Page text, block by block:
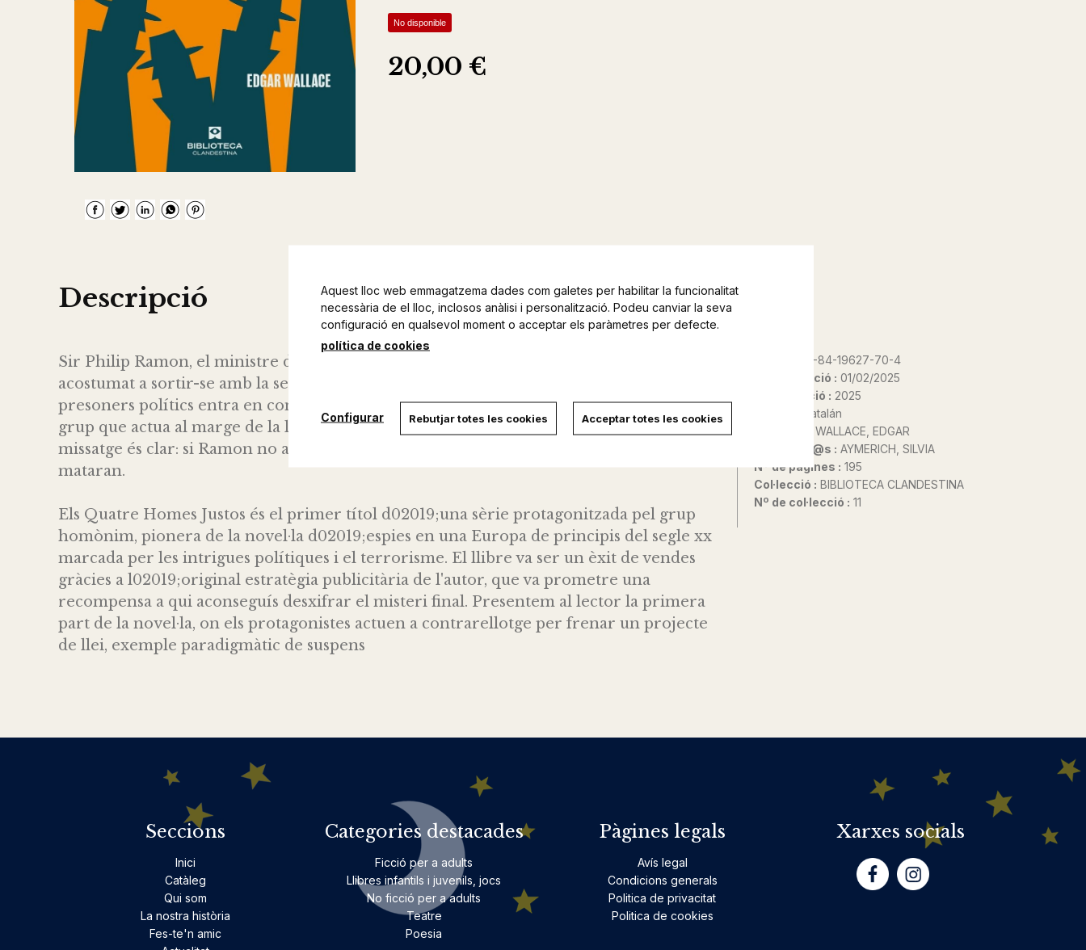
No disponible
20,00 €
Descripció
978-84-19627-70-4
Data d'edició : 01/02/2025
Any d'edició : 2025
Catalán
WALLACE, EDGAR
Traductor@s : AYMERICH, SILVIA
Nº de pàgines : 195
Col·lecció : BIBLIOTECA CLANDESTINA
Nº de col·lecció : 11
Sir Philip Ramon, el ministre d02019;Afers Exteriors d02019;Anglaterra, és un home
acostumat a sortir-se amb la seva. Tot canvia quan el seu projecte de llei per extradir
presoners polítics entra en conflicte amb els interessos dels Quatre Homes Justos, un
grup que actua al marge de la llei per castigar els poderosos corromputs pel sistema. El
missatge és clar: si Ramon no atura el projecte abans d02019;una data determinada, el
mataran.
Els Quatre Homes Justos és el primer títol d02019;una sèrie protagonitzada pel grup
homònim, pionera de la novel·la d02019;espies en una Europa de principis del segle xx
marcada per les intrigues polítiques i el terrorisme. El llibre va ser un èxit de vendes
gràcies a l02019;original estratègia publicitària de l'autor, que va prometre una
recompensa a qui aconseguís desxifrar el misteri final. Presentem al lector la primera
part de la novel·la, on els protagonistes actuen a contrarellotge per frenar un projecte
de llei, exemple paradigmàtic de suspens
Seccions
Inici
Catàleg
Qui som
La nostra història
Fes-te'n amic
Categories destacades
Ficció per a adults
Llibres infantils i juvenils, jocs
No ficció per a adults
Teatre
Poesia
Pàgines legals
Avís legal
Condicions generals
Politica de privacitat
Politica de cookies
Xarxes socials
Aquest lloc web emmagatzema dades com galetes per habilitar la funcionalitat
necessària de el lloc, inclosos anàlisi i personalització. Podeu canviar la seva
configuració en qualsevol moment o acceptar els paràmetres per defecte.
política de cookies
Configurar Rebutjar totes les cookies Acceptar totes les cookies